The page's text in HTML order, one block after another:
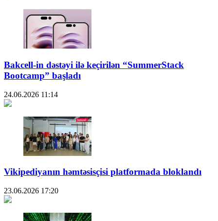
Bakcell-in dəstəyi ilə keçirilən “SummerStack
Bootcamp” başladı
24.06.2026 11:14
Vikipediyanın həmtəsisçisi platformada bloklandı
23.06.2026 17:20